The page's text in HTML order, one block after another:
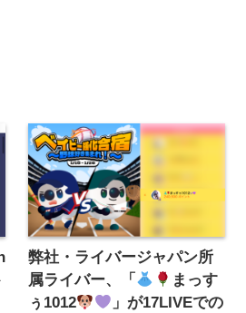
弊社・ライバージャパン所
属ライバー、「
まっす
ぅ1012
」が17LIVEでの